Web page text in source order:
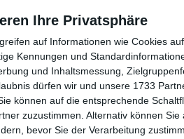
Ihre Privatsphäre
auf Informationen wie Cookies
Kennungen und
und Inhaltsmessung,
dürfen wir und unsere 1733
können auf die entsprechende
zuzustimmen. Alternativ können Sie
bevor Sie der Verarbeitung
auf den
wie ein
sichtbar
erwiderte
t,
B.
on
n
nt.